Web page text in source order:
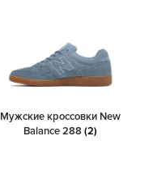
Мужские кроссовки New
Balance 288(2)